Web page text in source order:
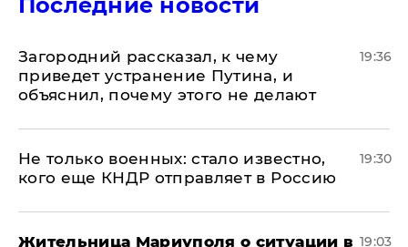
Загородний рассказал, к чему
приведет устранение Путина, и
объяснил, почему этого не делают
19:36
Не только военных: стало известно,
кого еще КНДР отправляет в Россию
19:30
Жительница Мариуполя о ситуации в 19:03